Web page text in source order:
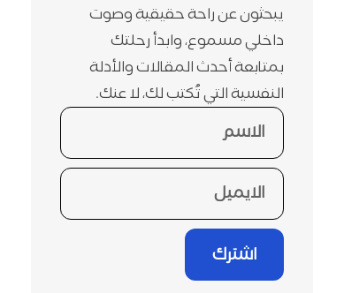
يبحثون عن راحة حقيقية وصوت
داخلي مسموع، وابدأ رحلتك
بمتابعة أحدث المقالات والأدلة
النفسية التي تُكتب لك، لا عنك.
اشترك